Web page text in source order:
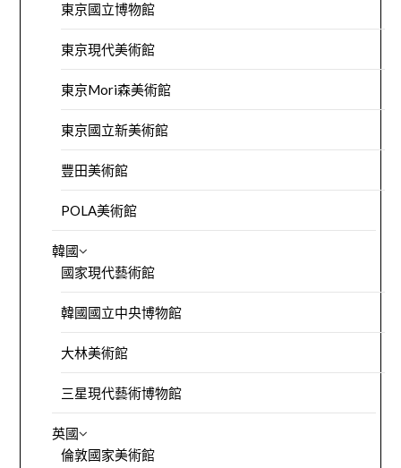
東京國立博物館
東京現代美術館
東京Mori森美術館
東京國立新美術館
豐田美術館
POLA美術館
韓國
國家現代藝術館
韓國國立中央博物館
大林美術館
三星現代藝術博物館
英國
倫敦國家美術館